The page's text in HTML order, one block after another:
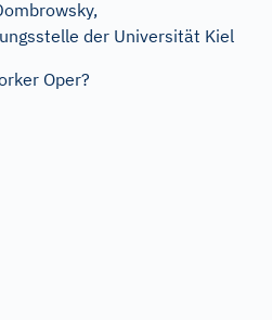
der Universität Kiel
Oper?